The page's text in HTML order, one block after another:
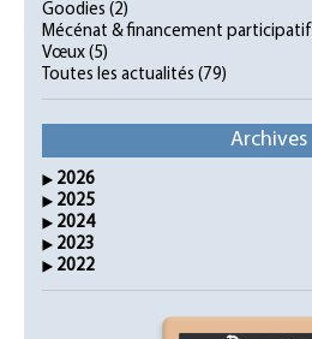
Goodies (2)
Mécénat & financement participatif
Vœux (5)
Toutes les actualités (79)
Archives
2026
2025
2024
2023
2022